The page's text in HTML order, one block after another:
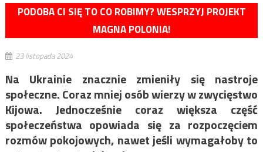
PODOBA CI SIĘ TO CO ROBIMY? WESPRZYJ PROJEKT
MAGNA POLONIA!
23 listopada 2024
Na Ukrainie znacznie zmieniły się nastroje
społeczne. Coraz mniej osób wierzy w zwycięstwo
Kijowa. Jednocześnie coraz większa część
społeczeństwa opowiada się za rozpoczęciem
rozmów pokojowych, nawet jeśli wymagałoby to